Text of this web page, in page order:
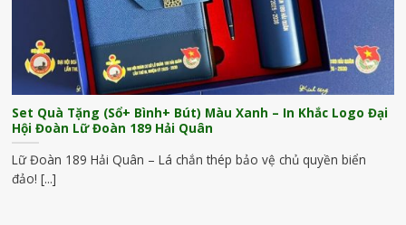
Set Quà Tặng (Sổ+ Bình+ Bút) Màu Xanh – In Khắc Logo Đại
Hội Đoàn Lữ Đoàn 189 Hải Quân
Lữ Đoàn 189 Hải Quân – Lá chắn thép bảo vệ chủ quyền biển
đảo! [...]